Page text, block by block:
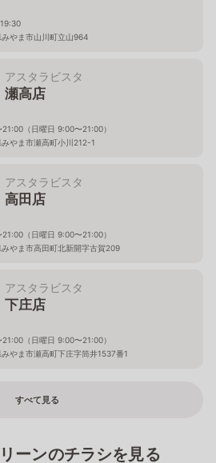
みやま市山川町立山964
アスタラビスタ
瀬高店
（日曜日 9:00〜21:00）
やま市瀬高町小川212-1
アスタラビスタ
高田店
（日曜日 9:00〜21:00）
みやま市高田町北新開字古賀209
アスタラビスタ
下庄店
（日曜日 9:00〜21:00）
やま市瀬高町下庄字筒井1537番1
すべて見る
ーンのチラシを見る